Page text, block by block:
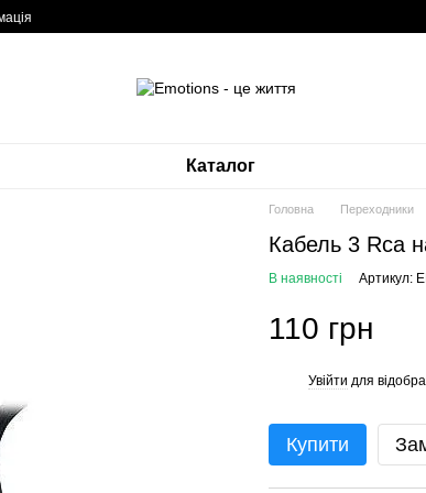
Каталог
Головна Переходники
Кабель 3 Rca
В наявності Артикул:
110 грн
Увійти для
Купити